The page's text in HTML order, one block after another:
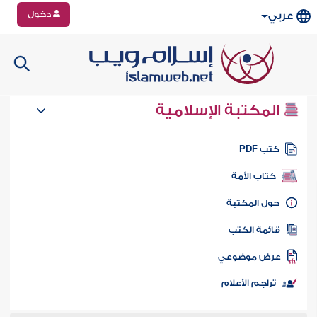
عربي دخول
المكتبة الإسلامية
كتب PDF
كتاب الأمة
المكتبة
الكتب
موضوعي